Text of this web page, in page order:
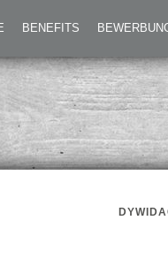
BENEFITS